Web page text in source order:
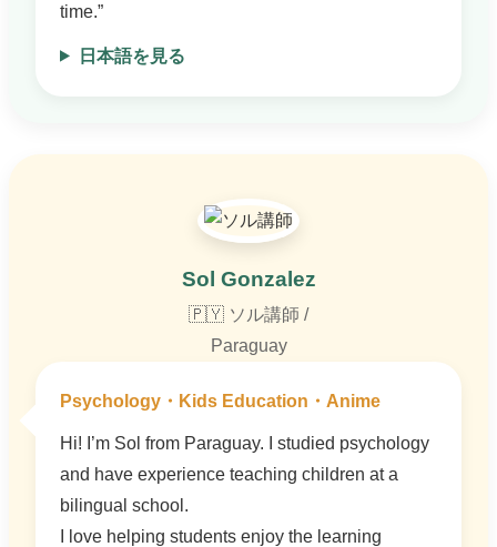
time.”
日本語を見る
Sol Gonzalez
🇵🇾 ソル講師 /
Paraguay
Psychology・Kids Education・Anime
Hi! I’m Sol from Paraguay. I studied psychology
and have experience teaching children at a
bilingual school.
I love helping students enjoy the learning